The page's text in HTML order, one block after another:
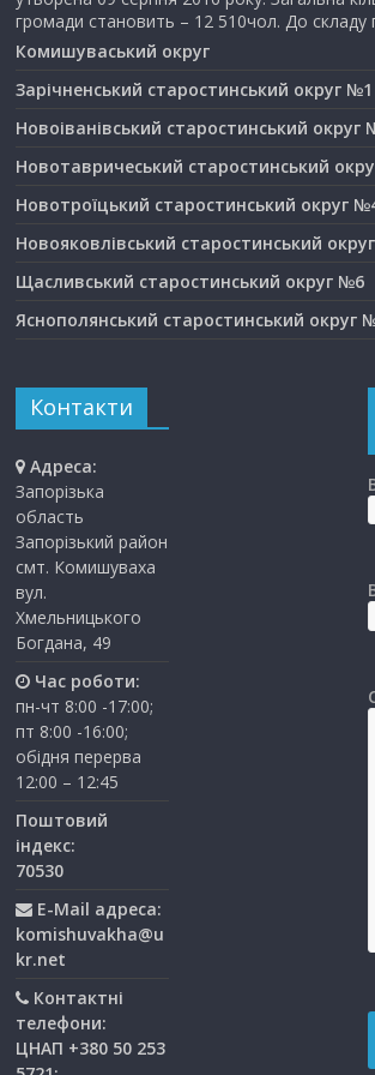
громади становить – 12 510чол. До складу
Комишуваський округ
Зарічненський старостинський округ №1
Новоіванівський старостинський округ
Новотавричеський старостинський
Новотроїцький старостинський округ
Новояковлівський старостинський
Щасливський старостинський округ №6
Яснополянський старостинський округ
Контакти
Адреса:
Запорізька
область
Запорізький район
смт. Комишуваха
вул.
Хмельницького
Богдана, 49
Час роботи:
пн-чт 8:00 -17:00;
пт 8:00 -16:00;
обідня перерва
12:00 – 12:45
Поштовий
індекс:
70530
E-Mail адреса:
komishuvakha@u
kr.net
Контактні
телефони:
ЦНАП +380 50 253